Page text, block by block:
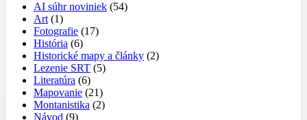
AI súhr noviniek (54)
Art (1)
Fotografie (17)
História (6)
Historické mapy a články (2)
Lezenie SRT (5)
Literatúra (6)
Mapovanie (21)
Montanistika (2)
Návod (9)